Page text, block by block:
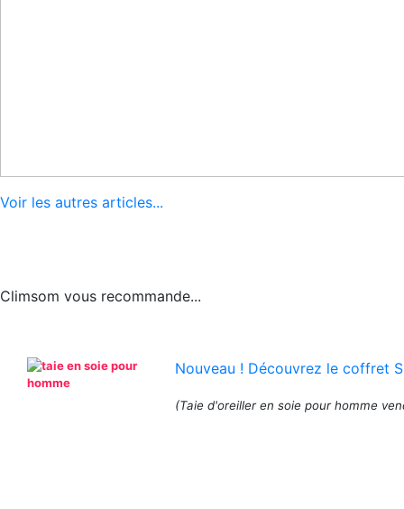
Voir les autres articles...
Climsom vous recommande...
Nouveau ! Découvrez le coffret
(Taie d'oreiller en soie pour homme